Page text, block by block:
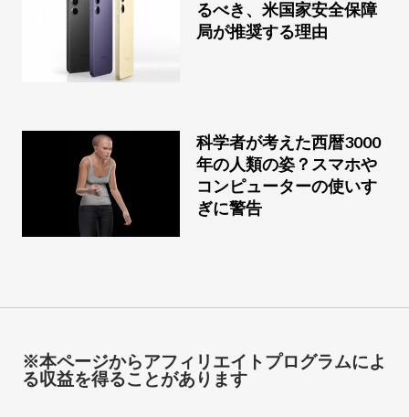
るべき、米国家安全保障
局が推奨する理由
科学者が考えた西暦3000
年の人類の姿？スマホや
コンピューターの使いす
ぎに警告
※本ページからアフィリエイトプログラムによ
る収益を得ることがあります